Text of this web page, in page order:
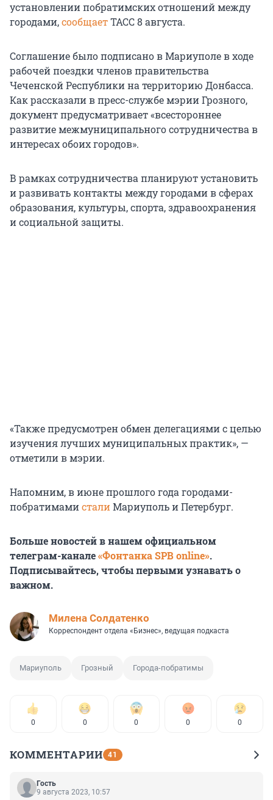
установлении побратимских отношений между
городами,сообщаетТАСС 8 августа.
Соглашение было подписано в Мариуполе в ходе
рабочей поездки членов правительства
Чеченской Республики на территорию Донбасса.
Как рассказали в пресс-службе мэрии Грозного,
документ предусматривает «всестороннее
развитие межмуниципального сотрудничества в
интересах обоих городов».
В рамках сотрудничества планируют установить
и развивать контакты между городами в сферах
образования, культуры, спорта, здравоохранения
и социальной защиты.
«Также предусмотрен обмен делегациями с целью
изучения лучших муниципальных практик», —
отметили в мэрии.
Напомним, в июне прошлого года городами-
побратимамисталиМариуполь и Петербург.
Больше новостей в нашем официальном
телеграм-канале«Фонтанка SPB online».
Подписывайтесь, чтобы первыми узнавать о
важном.
Милена Солдатенко
Корреспондент отдела «Бизнес», ведущая подкаста
Мариуполь Грозный Города-побратимы
0 0 0 0 0
КОММЕНТАРИИ 41
Гость
9 августа 2023, 10:57